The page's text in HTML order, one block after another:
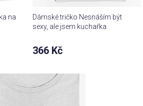
na
Dámské tričko Nesnáším být
sexy, ale jsem kuchařka
366 Kč